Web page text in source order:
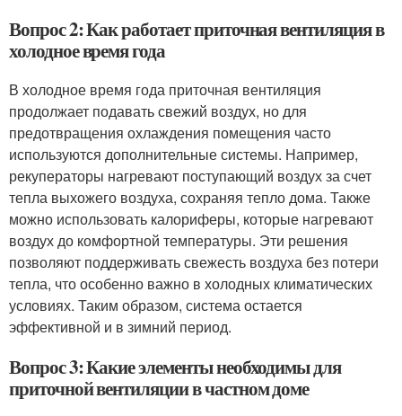
Вопрос 2: Как работает приточная вентиляция в
холодное время года
В холодное время года приточная вентиляция
продолжает подавать свежий воздух, но для
предотвращения охлаждения помещения часто
используются дополнительные системы. Например,
рекуператоры нагревают поступающий воздух за счет
тепла выхожего воздуха, сохраняя тепло дома. Также
можно использовать калориферы, которые нагревают
воздух до комфортной температуры. Эти решения
позволяют поддерживать свежесть воздуха без потери
тепла, что особенно важно в холодных климатических
условиях. Таким образом, система остается
эффективной и в зимний период.
Вопрос 3: Какие элементы необходимы для
приточной вентиляции в частном доме